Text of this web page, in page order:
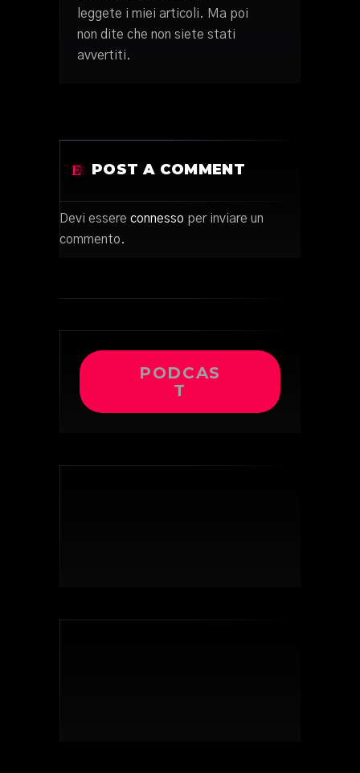
leggete i miei articoli. Ma poi
non dite che non siete stati
avvertiti.
POST A COMMENT
Devi essere connesso per inviare un
commento.
PODCAS
T